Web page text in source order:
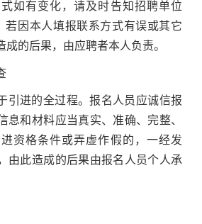
如有变化，请及时告知招聘单位
若因本人填报联系方式有误或其它
成的后果，由应聘者本人负责。
引进的全过程。报名人员应诚信报
息和材料应当真实、准确、完整、
资格条件或弄虚作假的，一经发
由此造成的后果由报名人员个人承